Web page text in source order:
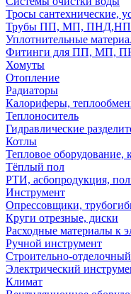
Тросы сантехнические,
Трубы ПП, МП,
Уплотнительные
Фитинги для ПП, МП,
Хомуты
Отопление
Радиаторы
Калориферы,
Теплоноситель
Гидравлические
Котлы
Тепловое
Тёплый пол
РТИ, асбопродукция,
Инструмент
Опрессовщики,
Круги отрезные, диски
Расходные материалы к
Ручной инструмент
Строительно-
Электрический
Климат